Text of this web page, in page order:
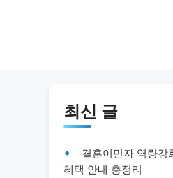
최신 글
결혼이민자 역량강
혜택 안내 총정리